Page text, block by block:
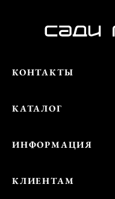
КОНТАКТЫ
КАТАЛОГ
ИНФОРМАЦИЯ
КЛИЕНТАМ